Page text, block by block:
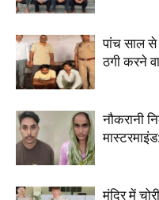
पांच साल से
ठगी करने
नौकरानी
मंदिर में